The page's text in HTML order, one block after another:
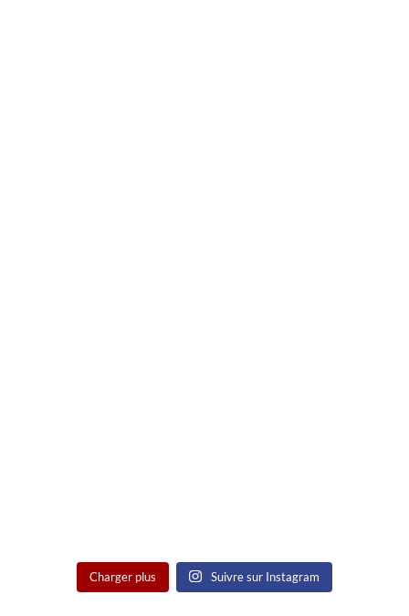
Charger plus Suivre sur Instagram